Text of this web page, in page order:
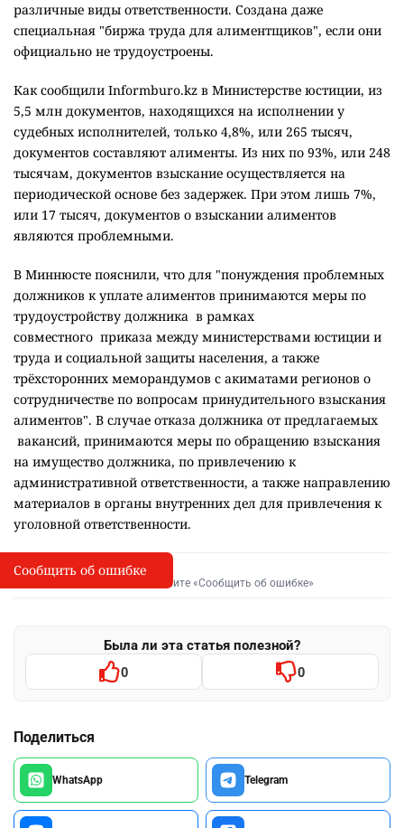
различные виды ответственности. Создана даже
специальная "биржа труда для алиментщиков", если они
официально не трудоустроены.
Как сообщили Informburo.kz в Министерстве юстиции, из
5,5 млн документов, находящихся на исполнении у
судебных исполнителей, только 4,8%, или 265 тысяч,
документов составляют алименты. Из них по 93%, или 248
тысячам, документов взыскание осуществляется на
периодической основе без задержек. При этом лишь 7%,
или 17 тысяч, документов о взыскании алиментов
являются проблемными.
В Миннюсте пояснили, что для "понуждения проблемных
должников к уплате алиментов принимаются меры по
трудоустройству должника в рамках
совместного приказа между министерствами юстиции и
труда и социальной защиты населения, а также
трёхсторонних меморандумов с акиматами регионов о
сотрудничестве по вопросам принудительного взыскания
алиментов". В случае отказа должника от предлагаемых
вакансий, принимаются меры по обращению взыскания
на имущество должника, по привлечению к
административной ответственности, а также направлению
материалов в органы внутренних дел для привлечения к
уголовной ответственности.
I
Сообщить об опечатке
Выделите фрагмент и нажмите «Сообщить об ошибке»
Была ли эта статья полезной?
0 0
Поделиться
WhatsApp Telegram
Сообщить об ошибке